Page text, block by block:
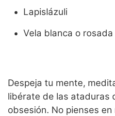
Lapislázuli
Vela blanca o rosada
Despeja tu mente,
libérate de las ataduras
obsesión. No pienses